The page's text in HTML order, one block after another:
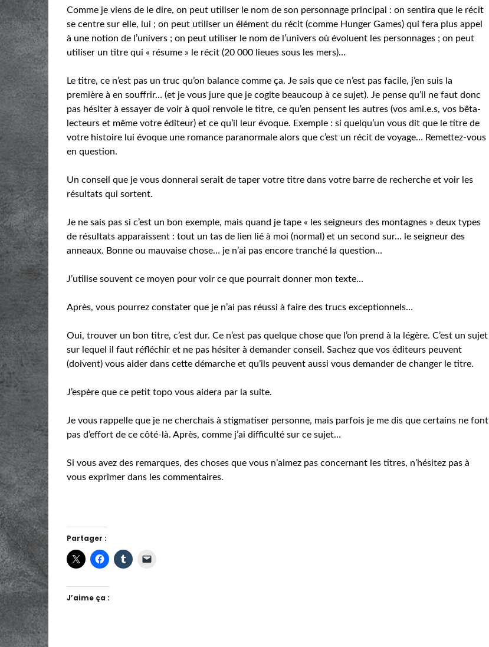
Comme je viens de le dire, on peut utiliser le nom de son personnage principal : on sentira que le récit
se centre sur elle, lui ; on peut utiliser un élément du récit (comme Hunger Games) qui fera plus appel
à une notion de l’univers ; on peut utiliser le nom de l’univers où évoluent les personnages ; on peut
utiliser un titre qui « résume » le récit (20 000 lieues sous les mers)…
Le titre, ce n’est pas un truc qu’on balance comme ça. Je sais que ce n’est pas facile, j’en suis la
première à en souffrir… (et je vous jure que je cogite beaucoup à ce sujet). Je pense qu’il ne faut donc
pas hésiter à essayer de voir à quoi renvoie le titre, ce qu’en pensent les autres (vos ami.e.s, vos bêta-
lecteurs et même votre éditeur) et ce qu’il leur évoque. Exemple : si quelqu’un vous dit que le titre de
votre histoire lui évoque une romance paranormale alors que c’est un récit de voyage… Remettez-vous
en question.
Un conseil que je vous donnerai serait de taper votre titre dans votre barre de recherche et voir les
résultats qui sortent.
Je ne sais pas si c’est un bon exemple, mais quand je tape « les seigneurs des montagnes » deux types
de résultats apparaissent : tout un tas de lien lié à moi (normal) et un second sur… le seigneur des
anneaux. Bonne ou mauvaise chose… je n’ai pas encore tranché la question…
J’utilise souvent ce moyen pour voir ce que pourrait donner mon texte…
Après, vous pourrez constater que je n’ai pas réussi à faire des trucs exceptionnels…
Oui, trouver un bon titre, c’est dur. Ce n’est pas quelque chose que l’on prend à la légère. C’est un sujet
sur lequel il faut réfléchir et ne pas hésiter à demander conseil. Sachez que vos éditeurs peuvent
(doivent) vous aider dans cette démarche et qu’ils peuvent aussi vous demander de changer le titre.
J’espère que ce petit topo vous aidera par la suite.
Je vous rappelle que je ne cherchais à stigmatiser personne, mais parfois je me dis que certains ne font
pas d’effort de ce côté-là. Après, comme j’ai difficulté sur ce sujet…
Si vous avez des remarques, des choses que vous n’aimez pas concernant les titres, n’hésitez pas à
vous exprimer dans les commentaires.
Partager :
J’aime ça :